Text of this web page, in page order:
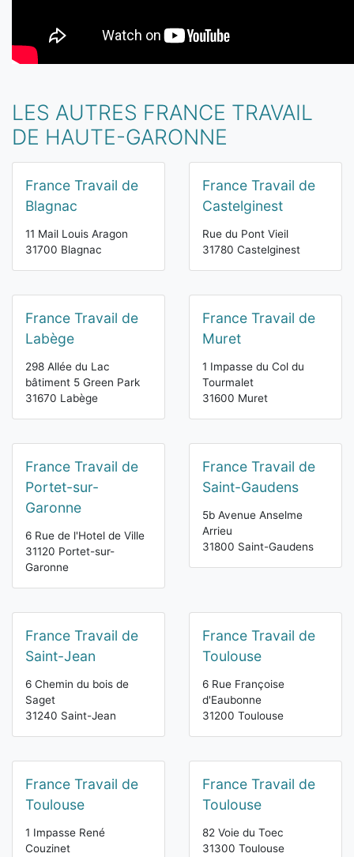
LES AUTRES FRANCE TRAVAIL
DE HAUTE-GARONNE
France Travail de
Blagnac
11 Mail Louis Aragon
31700 Blagnac
France Travail de
Castelginest
Rue du Pont Vieil
31780 Castelginest
France Travail de
Labège
298 Allée du Lac
bâtiment 5 Green Park
31670 Labège
France Travail de
Muret
1 Impasse du Col du
Tourmalet
31600 Muret
France Travail de
Portet-sur-
Garonne
6 Rue de l'Hotel de Ville
31120 Portet-sur-
Garonne
France Travail de
Saint-Gaudens
5b Avenue Anselme
Arrieu
31800 Saint-Gaudens
France Travail de
Saint-Jean
6 Chemin du bois de
Saget
31240 Saint-Jean
France Travail de
Toulouse
6 Rue Françoise
d'Eaubonne
31200 Toulouse
France Travail de
Toulouse
1 Impasse René
Couzinet
France Travail de
Toulouse
82 Voie du Toec
31300 Toulouse